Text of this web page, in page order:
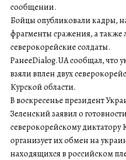
сообщении.
Бойцы опубликовали кадры,
фрагменты сражения, а
северокорейские солдаты.
РанееDialog.UA сообщал, что
взяли вплен двух
Курской области.
В воскресенье президент
Зеленский заявил о
северокорейскому
организует их обмен на
находящихся в российском